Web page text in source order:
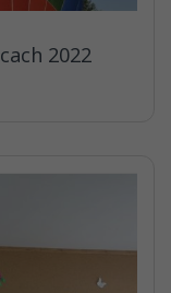
2022